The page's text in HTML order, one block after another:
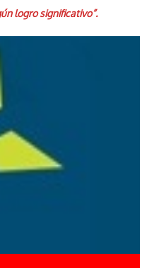
logro significativo”.